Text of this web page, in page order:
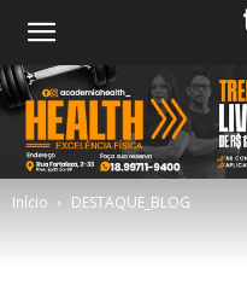
Início DESTAQUE_BLOG